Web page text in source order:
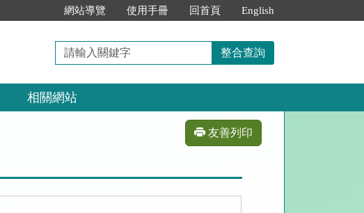
網站導覽 使用手冊 回首頁 English
請
輸
入
關
鍵
整合查詢
相關網站
友善列印